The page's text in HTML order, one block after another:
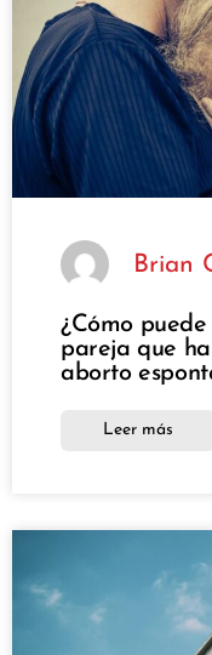
Brian
¿Cómo
pareja que
aborto
Leer más